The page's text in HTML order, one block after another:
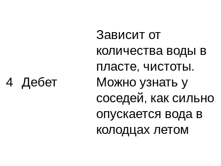
4 Дебет
Зависит от
количества воды в
пласте, чистоты.
Можно узнать у
соседей, как сильно
опускается вода в
колодцах летом